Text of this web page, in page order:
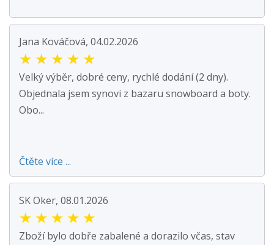
Jana Kováčová, 04.02.2026
★ ★ ★ ★ ★
Velký výběr, dobré ceny, rychlé dodání (2 dny).
Objednala jsem synovi z bazaru snowboard a boty.
Obo...
Čtěte více ...
SK Oker, 08.01.2026
★ ★ ★ ★ ★
Zboží bylo dobře zabalené a dorazilo včas, stav